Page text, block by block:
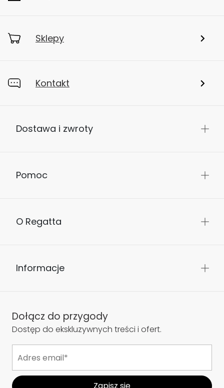
Sklepy
Kontakt
Dostawa i zwroty
Pomoc
O Regatta
Informacje
Dołącz do przygody
Dostęp do ekskluzywnych treści i ofert.